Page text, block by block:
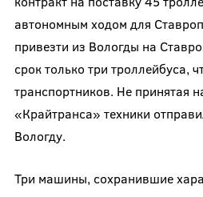
автономным ходом для
привезти из Вологды на
срок только три троллейбуса,
транспортников. Не принятая
«Крайтранса» техники
Вологду.
Три машины, сохранившие